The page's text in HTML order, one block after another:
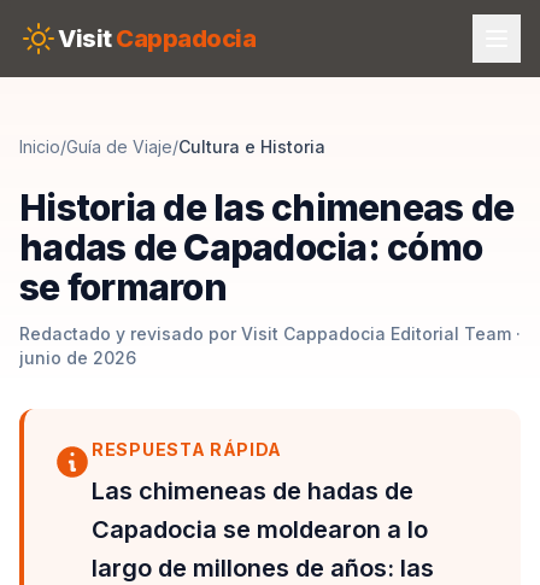
VisitCappadocia
Inicio/Guía de Viaje/Cultura e Historia
Historia de las chimeneas de
hadas de Capadocia: cómo
se formaron
Redactado y revisado por Visit Cappadocia Editorial Team ·
junio de 2026
RESPUESTA RÁPIDA
Las chimeneas de hadas de
Capadocia se moldearon a lo
largo de millones de años: las